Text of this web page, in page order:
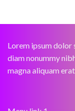
Lorem ipsum dolor
diam nonummy
magna aliquam